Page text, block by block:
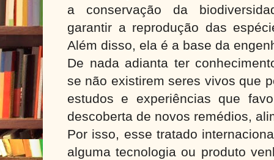
a conservação da
garantir a reprodução das
Além disso, ela é a base da
De nada adianta ter
se não existirem seres vivos que
estudos e experiências que
descoberta de novos remédios,
Por isso, esse tratado
alguma tecnologia ou produto